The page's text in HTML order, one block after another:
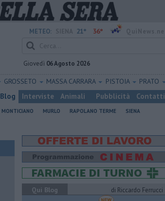
METEO: 21° 36°
Giovedì 06 Agosto 2026
GROSSETO MASSA CARRARA PISTOIA PRATO
Blog Interviste Animali Pubblicità Contatti
MONTICIANO MURLO RAPOLANO TERME
SIENA
Qui Blog
di Riccardo Ferrucci